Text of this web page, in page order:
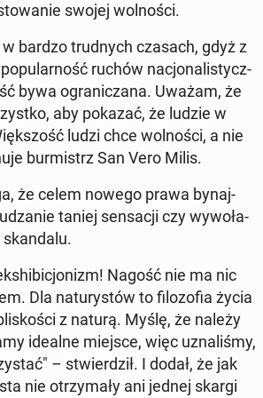
swojej wol­no­ści.
bardzo trud­nych czasach, gdyż z
ruchów na­cjo­na­li­stycz­
bywa ogra­ni­cza­na. Uważam, że
aby pokazać, że ludzie w
ludzi chce wol­no­ści, a nie
bur­mistrz San Vero Milis.
że celem nowego prawa by­naj­
taniej sen­sa­cji czy wy­wo­ła­
Nagość nie ma nic
Dla na­tu­ry­stów to fi­lo­zo­fia życia
z naturą. Myślę, że należy
idealne miejsce, więc uzna­li­śmy,
– stwier­dził. I dodał, że jak
nie otrzy­ma­ły ani jednej skargi